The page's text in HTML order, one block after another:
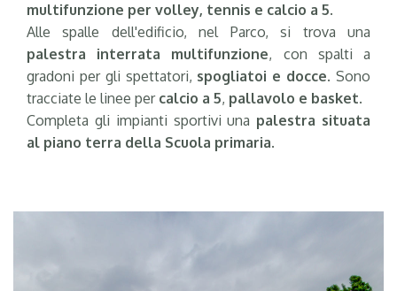
multifunzione per volley, tennis e calcio a 5.
Alle spalle dell'edificio, nel Parco, si trova una
palestra interrata multifunzione, con spalti a
gradoni per gli spettatori, spogliatoi e docce. Sono
tracciate le linee per calcio a 5, pallavolo e basket.
Completa gli impianti sportivi una palestra situata
al piano terra della Scuola primaria.